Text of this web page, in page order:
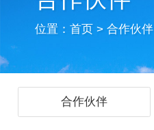
位置：首页 >合作伙伴
合作伙伴